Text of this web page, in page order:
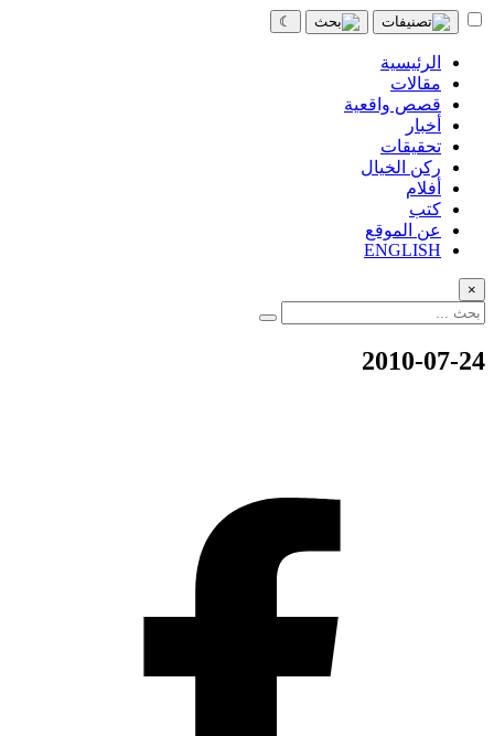
☾
الرئيسية
مقالات
قصص واقعية
أخبار
تحقيقات
ركن الخيال
أفلام
كتب
عن الموقع
ENGLISH
×
2010-07-24